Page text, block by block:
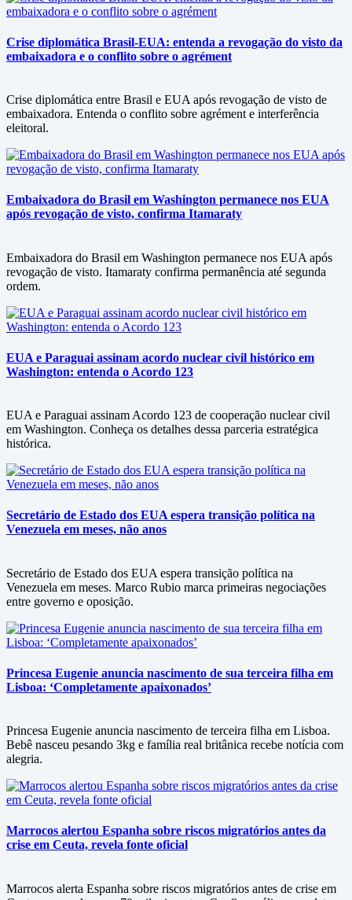
Crise diplomática Brasil-EUA: entenda a revogação do visto da
embaixadora e o conflito sobre o agrément
Crise diplomática entre Brasil e EUA após revogação de visto de
embaixadora. Entenda o conflito sobre agrément e interferência
eleitoral.
Embaixadora do Brasil em Washington permanece nos EUA
após revogação de visto, confirma Itamaraty
Embaixadora do Brasil em Washington permanece nos EUA após
revogação de visto. Itamaraty confirma permanência até segunda
ordem.
EUA e Paraguai assinam acordo nuclear civil histórico em
Washington: entenda o Acordo 123
EUA e Paraguai assinam Acordo 123 de cooperação nuclear civil
em Washington. Conheça os detalhes dessa parceria estratégica
histórica.
Secretário de Estado dos EUA espera transição política na
Venezuela em meses, não anos
Secretário de Estado dos EUA espera transição política na
Venezuela em meses. Marco Rubio marca primeiras negociações
entre governo e oposição.
Princesa Eugenie anuncia nascimento de sua terceira filha em
Lisboa: ‘Completamente apaixonados’
Princesa Eugenie anuncia nascimento de terceira filha em Lisboa.
Bebê nasceu pesando 3kg e família real britânica recebe notícia com
alegria.
Marrocos alertou Espanha sobre riscos migratórios antes da
crise em Ceuta, revela fonte oficial
Marrocos alerta Espanha sobre riscos migratórios antes de crise em